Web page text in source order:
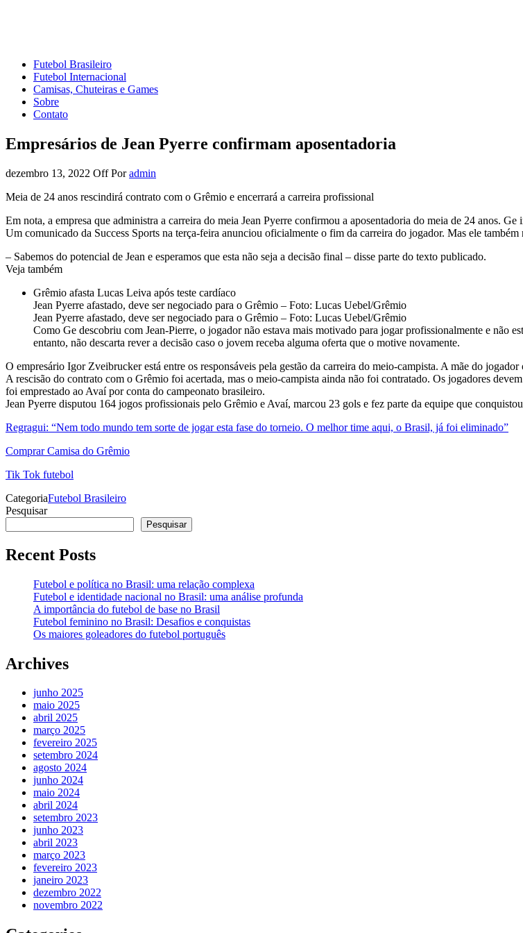
Futebol Brasileiro
Futebol Internacional
Camisas, Chuteiras e Games
Sobre
Contato
Empresários de Jean Pyerre confirmam aposentadoria
dezembro 13, 2022 OffPor admin
Meia de 24 anos rescindirá contrato com o Grêmio e encerrará a carreira profissional
Em nota, a empresa que administra a carreira do meia Jean Pyerre confirmou a aposentadoria do meia de 24 anos.
Um comunicado da Success Sports na terça-feira anunciou oficialmente o fim da carreira do jogador. Mas ele
– Sabemos do potencial de Jean e esperamos que esta não seja a decisão final – disse parte do texto publicado.
Veja também
Grêmio afasta Lucas Leiva após teste cardíaco
Jean Pyerre afastado, deve ser negociado para o Grêmio – Foto: Lucas Uebel/Grêmio
Jean Pyerre afastado, deve ser negociado para o Grêmio – Foto: Lucas Uebel/Grêmio
Como Ge descobriu com Jean-Pierre, o jogador não estava mais motivado para jogar profissionalmente e não
entanto, não descarta rever a decisão caso o jovem receba alguma oferta que o motive novamente.
O empresário Igor Zveibrucker está entre os responsáveis ​​pela gestão da carreira do meio-campista. A mãe do
A rescisão do contrato com o Grêmio foi acertada, mas o meio-campista ainda não foi contratado. Os jogadores
foi emprestado ao Avaí por conta do campeonato brasileiro.
Jean Pyerre disputou 164 jogos profissionais pelo Grêmio e Avaí, marcou 23 gols e fez parte da equipe que
Regragui: “Nem todo mundo tem sorte de jogar esta fase do torneio. O melhor time aqui, o Brasil, já foi eliminado”
Comprar Camisa do Grêmio
Tik Tok futebol
CategoriaFutebol Brasileiro
Pesquisar
Pesquisar
Recent Posts
Futebol e política no Brasil: uma relação complexa
Futebol e identidade nacional no Brasil: uma análise profunda
A importância do futebol de base no Brasil
Futebol feminino no Brasil: Desafios e conquistas
Os maiores goleadores do futebol português
Archives
junho 2025
maio 2025
abril 2025
março 2025
fevereiro 2025
setembro 2024
agosto 2024
junho 2024
maio 2024
abril 2024
setembro 2023
junho 2023
abril 2023
março 2023
fevereiro 2023
janeiro 2023
dezembro 2022
novembro 2022